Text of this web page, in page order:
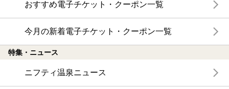
おすすめ電子チケット・クーポン一覧
今月の新着電子チケット・クーポン一覧
特集・ニュース
ニフティ温泉ニュース